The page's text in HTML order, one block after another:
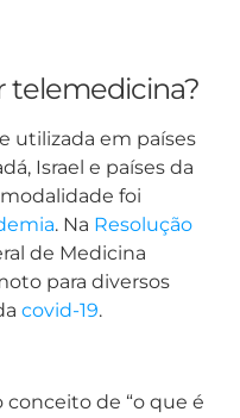
telemedicina?
utilizada em países
Israel e países da
foi
. Na Resolução
de Medicina
para diversos
covid-19.
conceito de “o que é